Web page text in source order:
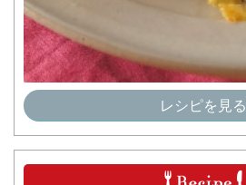
レシピを見る